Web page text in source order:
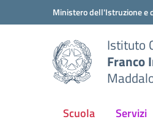
Vai ai contenuti
Vai al menu di navigazione
Ministero dell'Istruzione e
Istituto
Franco
Scuola Servizi